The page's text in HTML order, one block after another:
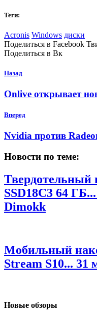
Теги:
Acronis Windows диски
Поделиться в Facebook
Поделиться в Вк
Назад
Onlive открывает
Вперед
Nvidia прoтив
Новости по теме:
Твердотельный
SSD18C3 64 ГБ...
Dimokk
Мобильный
Stream S10... 31
Новые обзоры